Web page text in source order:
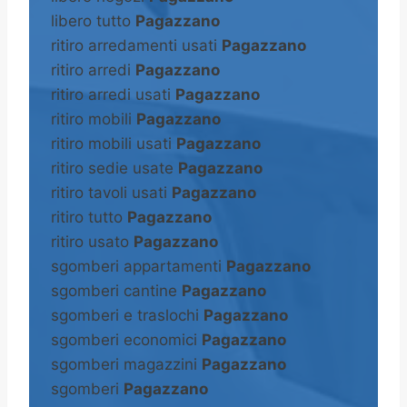
libero tutto Pagazzano
ritiro arredamenti usati Pagazzano
ritiro arredi Pagazzano
ritiro arredi usati Pagazzano
ritiro mobili Pagazzano
ritiro mobili usati Pagazzano
ritiro sedie usate Pagazzano
ritiro tavoli usati Pagazzano
ritiro tutto Pagazzano
ritiro usato Pagazzano
sgomberi appartamenti Pagazzano
sgomberi cantine Pagazzano
sgomberi e traslochi Pagazzano
sgomberi economici Pagazzano
sgomberi magazzini Pagazzano
sgomberi Pagazzano